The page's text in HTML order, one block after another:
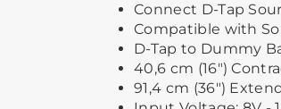
Connect D-Tap
Compatible with
D-Tap to Dummy
40,6 cm (16")
91,4 cm (36")